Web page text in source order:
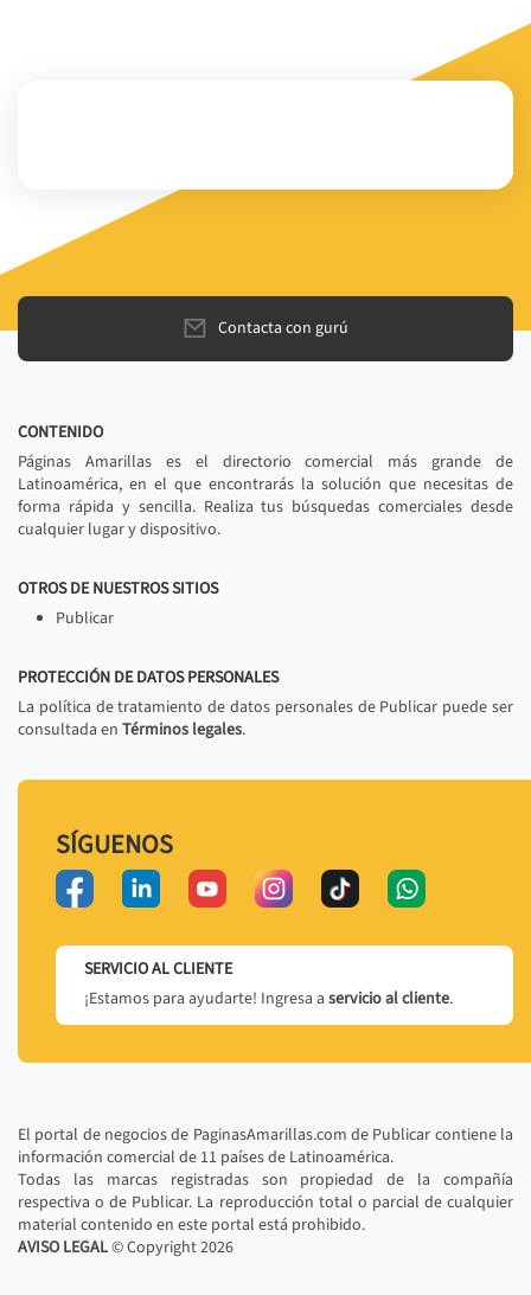
Contacta con gurú
CONTENIDO
Páginas Amarillas es el directorio comercial más grande de
Latinoamérica, en el que encontrarás la solución que necesitas de
forma rápida y sencilla. Realiza tus búsquedas comerciales desde
cualquier lugar y dispositivo.
OTROS DE NUESTROS SITIOS
Publicar
PROTECCIÓN DE DATOS PERSONALES
La política de tratamiento de datos personales de Publicar puede ser
consultada en Términos legales.
SÍGUENOS
SERVICIO AL CLIENTE
¡Estamos para ayudarte! Ingresa a servicio al cliente.
El portal de negocios de PaginasAmarillas.com de Publicar contiene la
información comercial de 11 países de Latinoamérica.
Todas las marcas registradas son propiedad de la compañía
respectiva o de Publicar. La reproducción total o parcial de cualquier
material contenido en este portal está prohibido.
AVISO LEGAL© Copyright2026